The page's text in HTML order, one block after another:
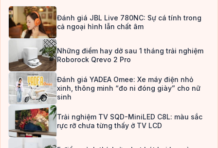
Đánh giá JBL Live 780NC: Sự cá tính trong
cả ngoại hình lẫn chất âm
Những điểm hay dở sau 1 tháng trải nghiệm
Roborock Qrevo 2 Pro
Đánh giá YADEA Omee: Xe máy điện nhỏ
xinh, thông minh “đo ni đóng giày” cho nữ
sinh
Trải nghiệm TV SQD-MiniLED C8L: màu sắc
rực rỡ chưa từng thấy ở TV LCD